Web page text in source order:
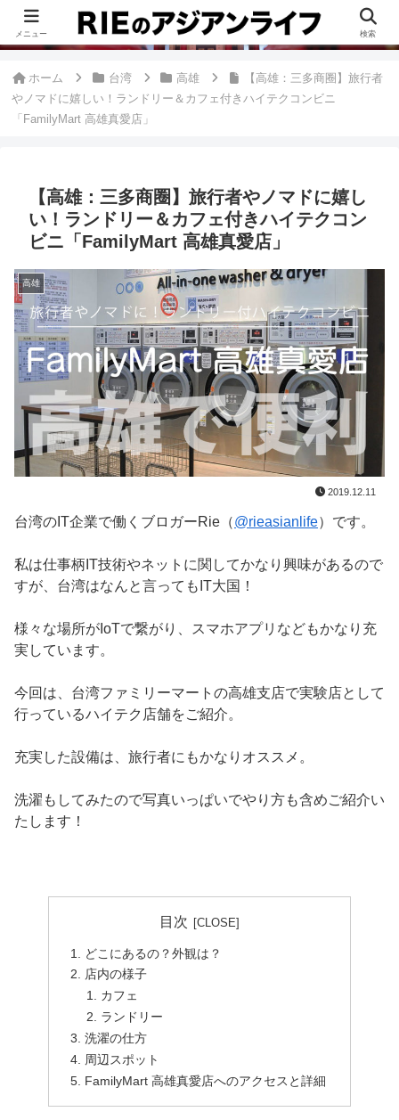
このブログは、台湾が好きすぎて移住したRieがグルメ、観光、生活・ビジネ
ス情報、アジア旅経験などをまとめた台湾ブログです。
ホーム 台湾 高雄
【高雄：三多商圈】旅行者
やノマドに嬉しい！ランドリー＆カフェ付きハイテクコンビニ
「FamilyMart 高雄真愛店」
【高雄：三多商圈】旅行者やノマドに嬉し
い！ランドリー＆カフェ付きハイテクコン
ビニ「FamilyMart 高雄真愛店」
高雄
2019.12.11
台湾のIT企業で働くブロガーRie（@rieasianlife）です。
私は仕事柄IT技術やネットに関してかなり興味があるので
すが、台湾はなんと言ってもIT大国！
様々な場所がIoTで繋がり、スマホアプリなどもかなり充
実しています。
今回は、台湾ファミリーマートの高雄支店で実験店として
行っているハイテク店舗をご紹介。
充実した設備は、旅行者にもかなりオススメ。
洗濯もしてみたので写真いっぱいでやり方も含めご紹介い
たします！
目次
どこにあるの？外観は？
店内の様子
カフェ
ランドリー
洗濯の仕方
周辺スポット
FamilyMart 高雄真愛店へのアクセスと詳細
メニュー 検索